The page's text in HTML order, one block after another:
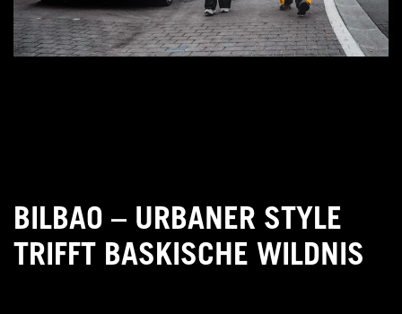
BILBAO – URBANER STYLE
TRIFFT BASKISCHE WILDNIS